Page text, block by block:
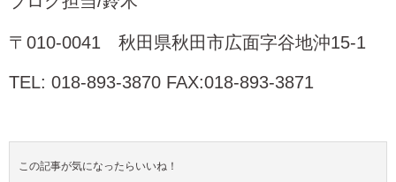
〒010-0041 秋田県秋田市広面字谷地沖15-1
TEL: 018-893-3870 FAX:018-893-3871
この記事が気になったらいいね！